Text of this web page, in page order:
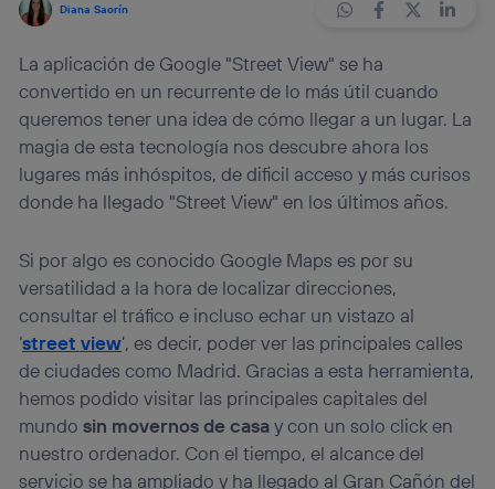
Diana Saorín
La aplicación de Google "Street View" se ha
convertido en un recurrente de lo más útil cuando
queremos tener una idea de cómo llegar a un lugar. La
magia de esta tecnología nos descubre ahora los
lugares más inhóspitos, de dificil acceso y más curisos
donde ha llegado "Street View" en los últimos años.
Si por algo es conocido Google Maps es por su
versatilidad a la hora de localizar direcciones,
consultar el tráfico e incluso echar un vistazo al
‘street view’, es decir, poder ver las principales calles
de ciudades como Madrid. Gracias a esta herramienta,
hemos podido visitar las principales capitales del
mundosin movernos de casay con un solo click en
nuestro ordenador. Con el tiempo, el alcance del
servicio se ha ampliado y ha llegado al Gran Cañón del